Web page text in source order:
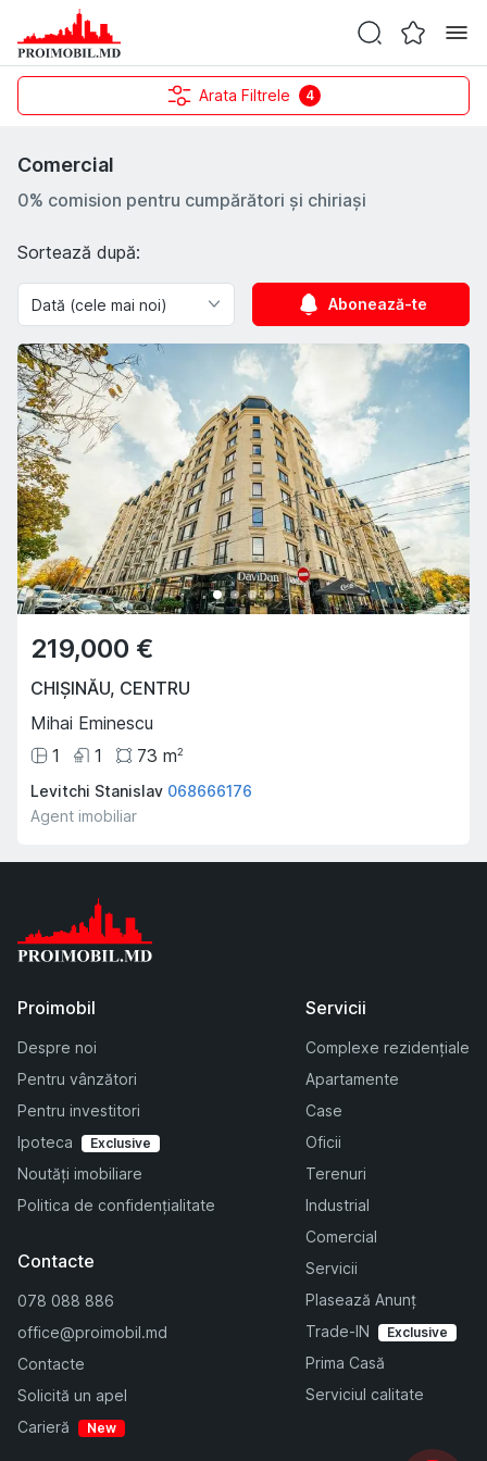
Arata Filtrele 4
Comercial
0% comision pentru cumpărători și chiriași
Sortează după:
Abonează-te
219,000 €
CHIȘINĂU, CENTRU
Mihai Eminescu
1
1 73 m2
Levitchi Stanislav 068666176
Agent imobiliar
Proimobil
Despre noi
Pentru vânzători
Pentru investitori
Ipoteca
Exclusive
Noutăți imobiliare
Politica de confidențialitate
Servicii
Complexe rezidențiale
Apartamente
Case
Oficii
Terenuri
Industrial
Comercial
Servicii
Plasează Anunț
Trade-IN
Exclusive
Prima Casă
Serviciul calitate
Contacte
078 088 886
office@proimobil.md
Contacte
Solicită un apel
Carieră
New